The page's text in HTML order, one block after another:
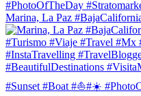
Marina, La Paz